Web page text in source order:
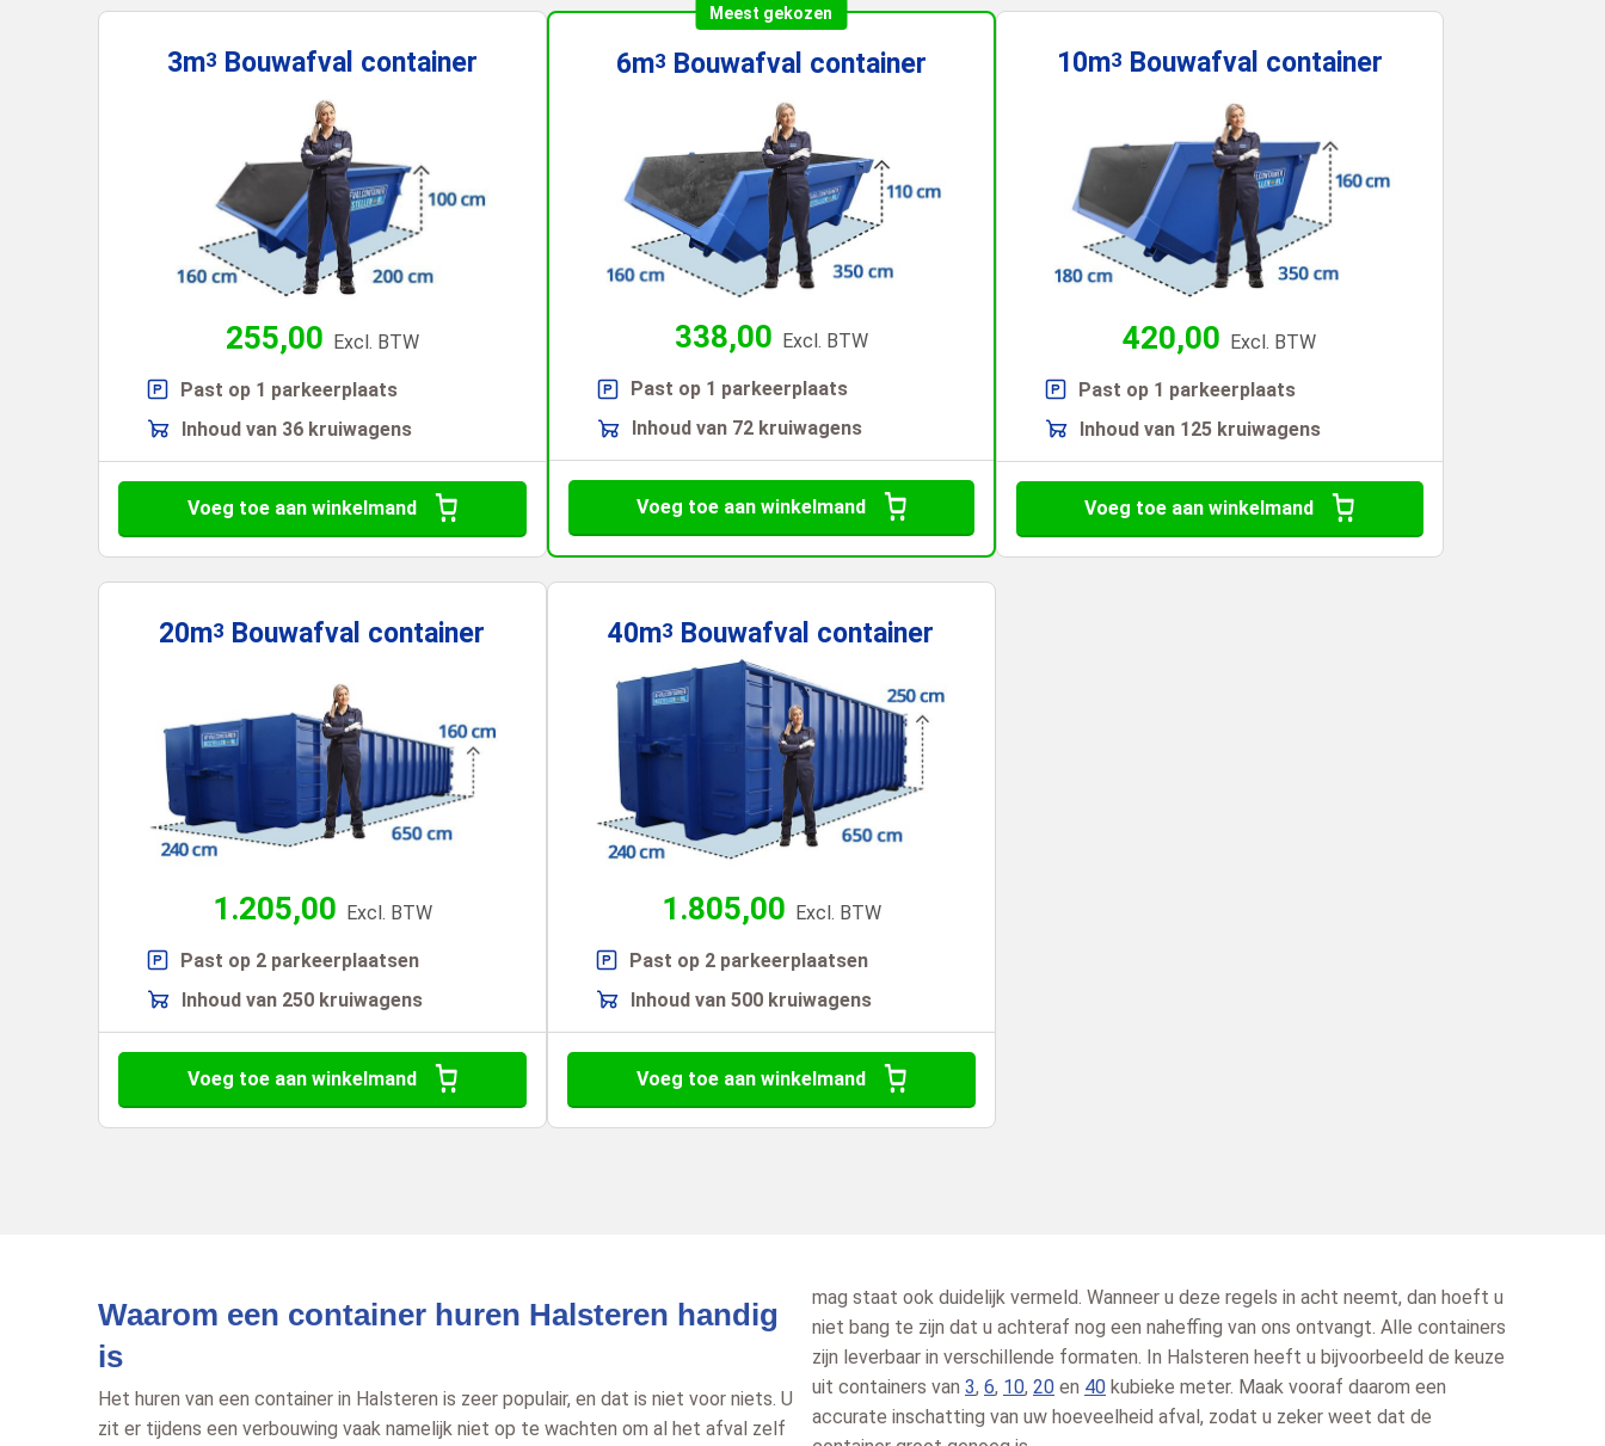
3m3 Bouwafval container
255,00 Excl. BTW
Past op 1 parkeerplaats
Inhoud van 36 kruiwagens
Voeg toe aan winkelmand
Meest gekozen
6m3 Bouwafval container
338,00 Excl. BTW
Past op 1 parkeerplaats
Inhoud van 72 kruiwagens
Voeg toe aan winkelmand
10m3 Bouwafval container
420,00 Excl. BTW
Past op 1 parkeerplaats
Inhoud van 125 kruiwagens
Voeg toe aan winkelmand
20m3 Bouwafval container
1.205,00 Excl. BTW
Past op 2 parkeerplaatsen
Inhoud van 250 kruiwagens
Voeg toe aan winkelmand
40m3 Bouwafval container
1.805,00 Excl. BTW
Past op 2 parkeerplaatsen
Inhoud van 500 kruiwagens
Voeg toe aan winkelmand
Waarom een container huren Halsteren handig
is
Het huren van een container in Halsteren is zeer populair, en dat is niet voor niets. U
zit er tijdens een verbouwing vaak namelijk niet op te wachten om al het afval zelf
mag staat ook duidelijk vermeld. Wanneer u deze regels in acht neemt, dan hoeft u
niet bang te zijn dat u achteraf nog een naheffing van ons ontvangt. Alle containers
zijn leverbaar in verschillende formaten. In Halsteren heeft u bijvoorbeeld de keuze
uit containers van 3, 6, 10, 20 en 40 kubieke meter. Maak vooraf daarom een
accurate inschatting van uw hoeveelheid afval, zodat u zeker weet dat de